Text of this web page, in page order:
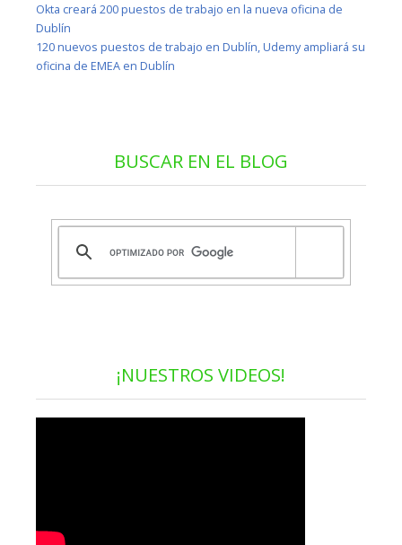
Okta creará 200 puestos de trabajo en la nueva oficina de
Dublín
120 nuevos puestos de trabajo en Dublín, Udemy ampliará su
oficina de EMEA en Dublín
BUSCAR EN EL BLOG
¡NUESTROS VIDEOS!